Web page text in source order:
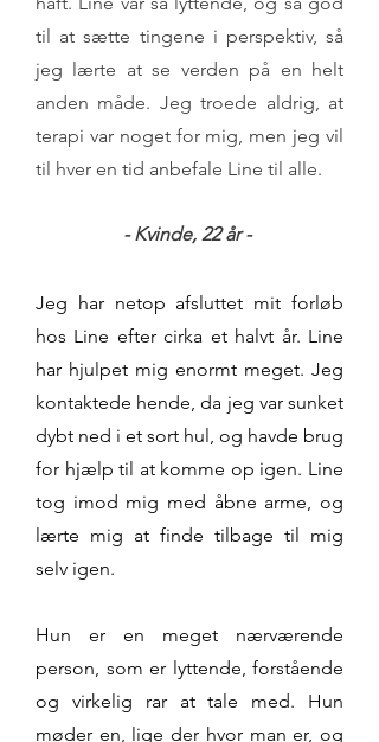
til at sætte tingene i perspektiv, så
jeg lærte at se verden på en helt
anden måde. Jeg troede aldrig, at
terapi var noget for mig, men jeg vil
til hver en tid anbefale Line til alle.
- Kvinde, 22 år -
Jeg har netop afsluttet mit forløb
hos Line efter cirka et halvt år. Line
har hjulpet mig enormt meget. Jeg
kontaktede hende, da jeg var sunket
dybt ned i et sort hul, og havde brug
for hjælp til at komme op igen. Line
tog imod mig med åbne arme, og
lærte mig at finde tilbage til mig
selv igen.
Hun er en meget nærværende
person, som er lyttende, forstående
og virkelig rar at tale med. Hun
møder en, lige der hvor man er, og